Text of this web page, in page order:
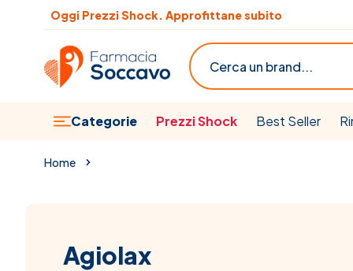
Salta al contenuto
Scopri le offerte del mese
Categorie Prezzi Shock Best Seller
Cerca
Home
Agiolax